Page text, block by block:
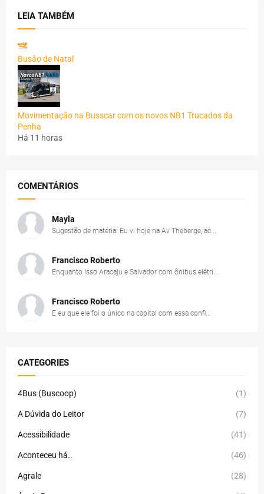
LEIA TAMBÉM
Busão de Natal
Movimentação na Busscar com os novos NB1 Trucados da
Penha
Há 11 horas
COMENTÁRIOS
Mayla
Sugestão de matéria: Eu vi hoje na Av Theberge, ac...
Francisco Roberto
Enquanto isso Aracaju e Salvador com ônibus elétri...
Francisco Roberto
E eu que ele foi o único na capital com essa confi...
CATEGORIES
4Bus (Buscoop) (1)
A Dúvida do Leitor (7)
Acessibilidade (41)
Aconteceu há.. (46)
Agrale (28)